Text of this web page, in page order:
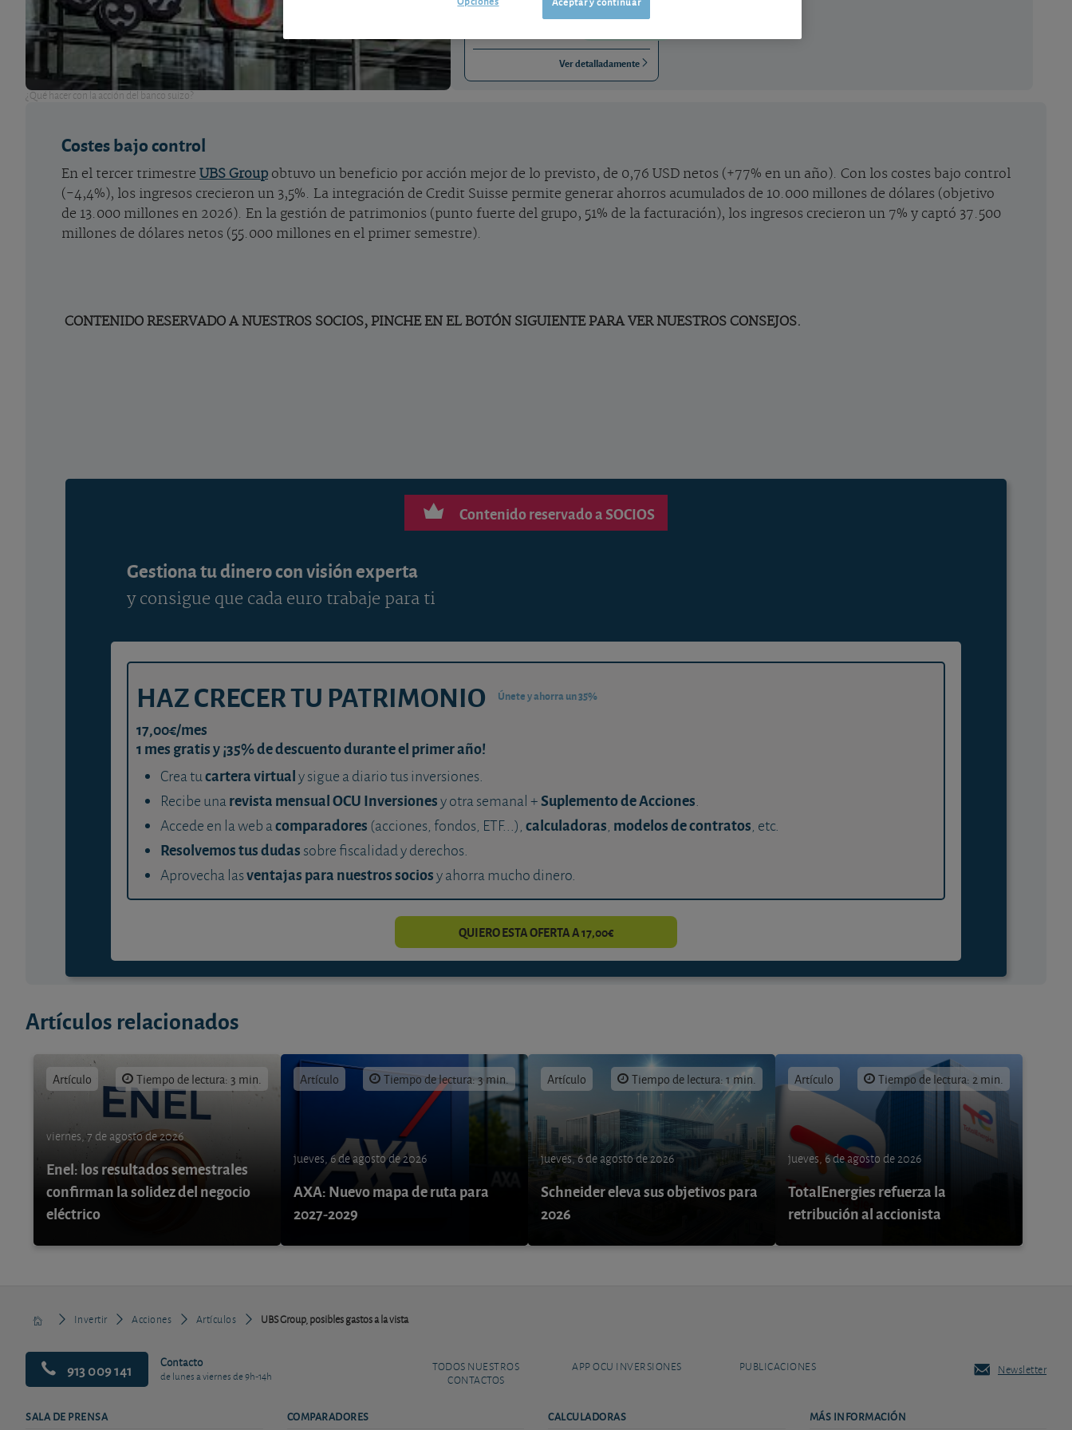
¿Qué hacer con la acción del banco suizo?
CH0244767585
Ver detalladamente
Costes bajo control
En el tercer trimestre UBS Group obtuvo un beneficio por acción mejor de lo previsto, de 0,76 USD netos (+77% en un año). Con los costes bajo control
(-4,4%), los ingresos crecieron un 3,5%. La integración de Credit Suisse permite generar ahorros acumulados de 10.000 millones de dólares (objetivo
de 13.000 millones en 2026). En la gestión de patrimonios (punto fuerte del grupo, 51% de la facturación), los ingresos crecieron un 7% y captó 37.500
millones de dólares netos (55.000 millones en el primer semestre).
CONTENIDO RESERVADO A NUESTROS SOCIOS, PINCHE EN EL BOTÓN SIGUIENTE PARA VER NUESTROS CONSEJOS.
Contenido reservado a SOCIOS
Gestiona tu dinero con visión experta
y consigue que cada euro trabaje para ti
HAZ CRECER TU PATRIMONIO Únete y ahorra un 35%
17,00€/mes
1 mes gratis y ¡35% de descuento durante el primer año!
Crea tucartera virtualy sigue a diario tus inversiones.
Recibe unarevista mensual OCU Inversionesy otra semanal +Suplemento de Acciones.
Accede en la web acomparadores (acciones, fondos, ETF...), calculadoras, modelos de contratos, etc.
Resolvemos tus dudas sobre fiscalidad y derechos.
Aprovecha lasventajas para nuestros sociosy ahorra mucho dinero.
QUIERO ESTA OFERTA A 17,00€
Artículos relacionados
Artículo Tiempo de lectura: 3 min.
viernes, 7 de agosto de 2026
Enel: los resultados semestrales
confirman la solidez del negocio
eléctrico
Artículo Tiempo de lectura: 3 min.
jueves, 6 de agosto de 2026
AXA: Nuevo mapa de ruta para
2027-2029
Artículo Tiempo de lectura: 1 min.
jueves, 6 de agosto de 2026
Schneider eleva sus objetivos para
2026
Artículo Tiempo de lectura: 2 min.
jueves, 6 de agosto de 2026
TotalEnergies refuerza la
retribución al accionista
Invertir Acciones Artículos UBS Group, posibles gastos a la vista
913 009 141 Contacto
de lunes a viernes de 9h-14h
TODOS NUESTROS
CONTACTOS
APP OCU INVERSIONES PUBLICACIONES Newsletter
SALA DE PRENSA COMPARADORES CALCULADORAS MÁS INFORMACIÓN